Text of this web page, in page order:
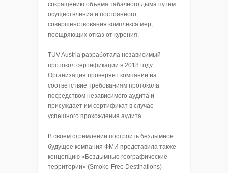
сокращению объема табачного дыма путем
осуществления и постоянного
совершенствования комплекса мер,
поощряющих отказ от курения.
TUV Austria разработала независимый
протокол сертификации в 2018 году.
Организация проверяет компании на
соответствие требованиям протокола
посредством независимого аудита и
присуждает им сертификат в случае
успешного прохождения аудита.
В своем стремлении построить бездымное
будущее компания ФМИ представила также
концепцию «Бездымные географические
территории» (Smoke-Free Destinations) –